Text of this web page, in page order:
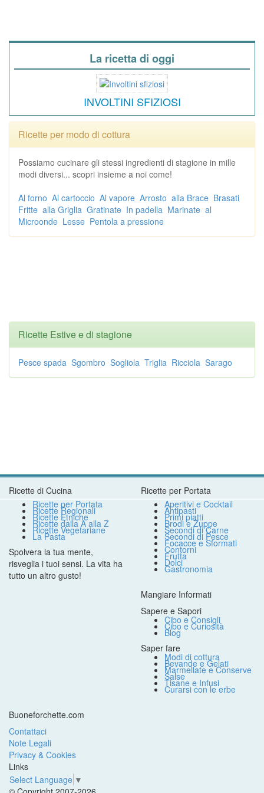
La ricetta di oggi
INVOLTINI SFIZIOSI
Ricette per modo di cottura
Possiamo cucinare gli stessi ingredienti di stagione in mille
modi diversi... scopri insieme a noi come!
Al forno Al cartoccio Al vapore Arrosto alla Brace Brasati
Fritte alla Griglia Gratinate In padella Marinate al
Microonde Lesse Pentola a pressione
Ricette Estive e di stagione
Pesce spada Sgombro Sogliola Triglia Ricciola Sarago
Ricette di Cucina
Ricette per Portata
Ricette Regionali
Ricette Etniche
Ricette dalla A alla Z
Ricette Vegetariane
La Pasta
Spolvera la tua mente,
risveglia i tuoi sensi. La vita ha
tutto un altro gusto!
Ricette per Portata
Aperitivi e Cocktail
Antipasti
Primi piatti
Brodi e Zuppe
Secondi di Carne
Secondi di Pesce
Focacce e Sformati
Contorni
Frutta
Dolci
Gastronomia
Mangiare Informati
Sapere e Sapori
Cibo e Consigli
Cibo e Curiosità
Blog
Saper fare
Modi di cottura
Bevande e Gelati
Marmellate e Conserve
Salse
Tisane e Infusi
Curarsi con le erbe
Buoneforchette.com
Contattaci
Note Legali
Privacy & Cookies
Links
Select Language ▼